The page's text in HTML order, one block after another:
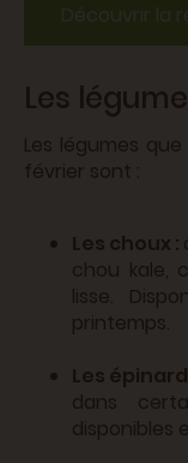
Découvrir la
Les
Les légumes
février sont :
Les choux :
chou kale,
lisse.
printemps.
Les
dans
disponibles